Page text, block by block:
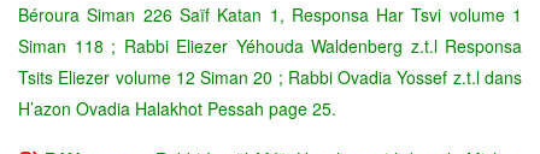
Béroura Siman 226 Saïf Katan 1, Responsa Har Tsvi volume 1
Siman 118 ; Rabbi Eliezer Yéhouda Waldenberg z.t.l Responsa
Tsits Eliezer volume 12 Siman 20 ; Rabbi Ovadia Yossef z.t.l dans
H’azon Ovadia Halakhot Pessah page 25.